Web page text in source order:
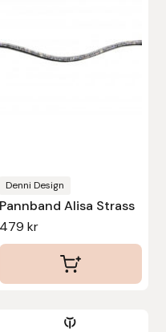
Denni Design
Pannband Alisa Strass
479 kr